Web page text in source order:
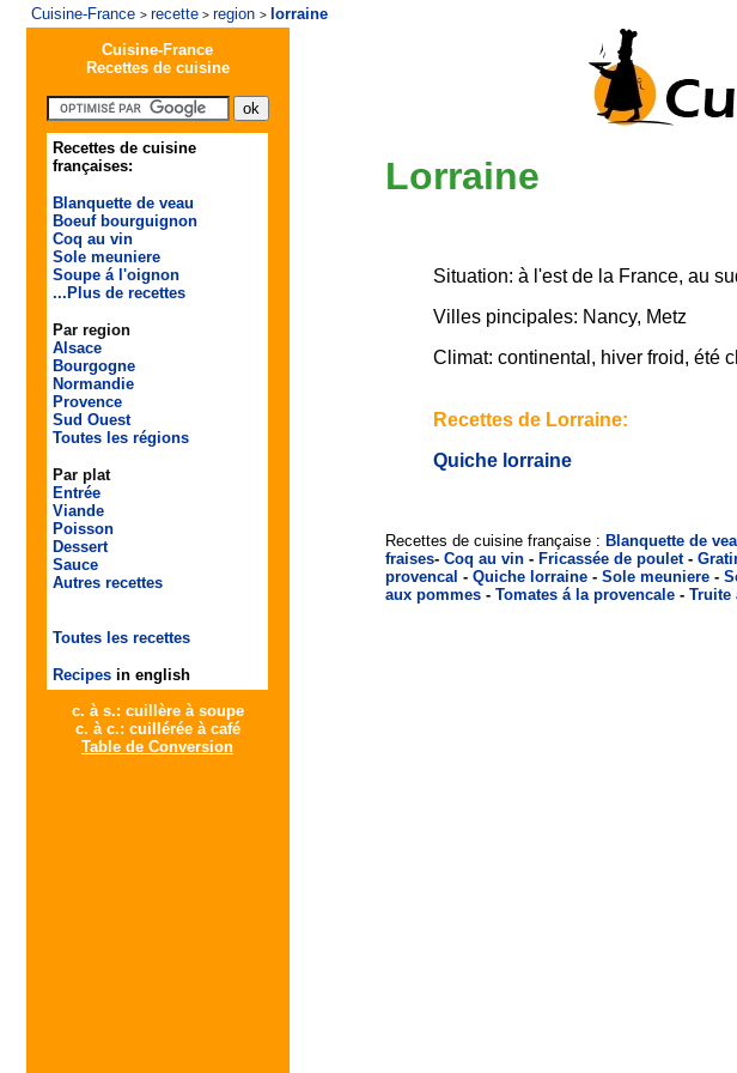
Cuisine-France > recette> region >
lorraine
Cuisine-France
Recettes de cuisine
Recettes de cuisine
françaises:
Blanquette de veau
Boeuf bourguignon
Coq au vin
Sole meuniere
Soupe á l'oignon
...Plus de recettes
Par region
Alsace
Bourgogne
Normandie
Provence
Sud Ouest
Toutes les régions
Par plat
Entrée
Viande
Poisson
Dessert
Sauce
Autres recettes
Toutes les recettes
Recipes in english
c. à s.: cuillère à soupe
c. à c.: cuillérée à café
Table de Conversion
Lorraine
Situation: à l'est de la France, au
Villes pincipales: Nancy, Metz
Climat: continental, hiver froid, été
Recettes de Lorraine:
Quiche lorraine
Recettes de cuisine française : Blanquette de
fraises- Coq au vin- Fricasséede poulet-
provencal - Quiche lorraine- Sole meuniere-
aux pommes- Tomates á la provencale- Truite